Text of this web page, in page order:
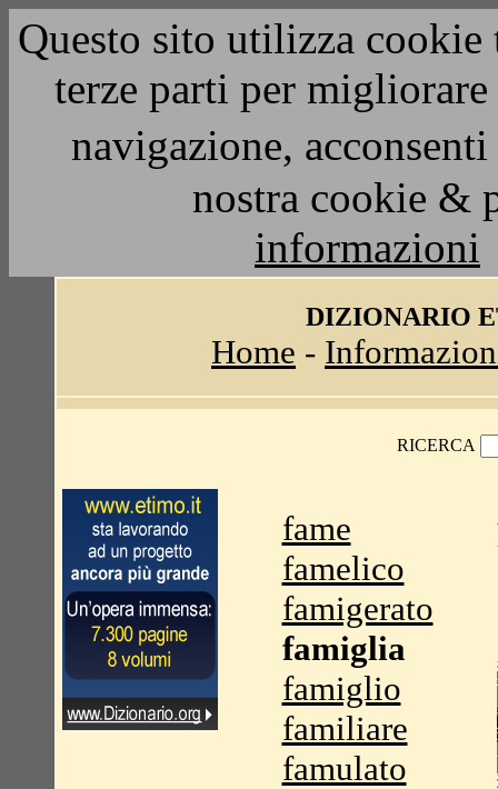
Questo sito utilizza
terze parti per
navigazione,
nostra cookie &
informazioni
DIZIONARIO
Home -
RICERCA
fame
famelico
famigerato
famiglia
famiglio
familiare
famulato